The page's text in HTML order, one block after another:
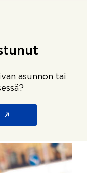
asunnon tai